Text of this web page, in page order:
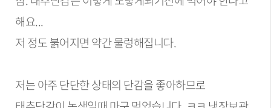
해요...
저 정도 붉어지면 약간 물렁해집니다.
저는 아주 단단한 상태의 단감을 좋아하므로